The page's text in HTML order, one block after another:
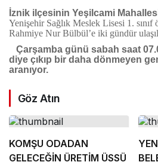
İznik ilçesinin Yeşilcami
Yenişehir Sağlık Meslek Lisesi 1. sınıf
Rahmiye Nur Bülbül’e iki gündür
Çarşamba günü sabah saat
diye çıkıp bir daha dönmeyen
aranıyor.
Göz Atın
KOMŞU ODADAN
GELECEĞİN ÜRETİM ÜSSÜ